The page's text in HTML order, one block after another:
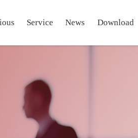
Service News Download